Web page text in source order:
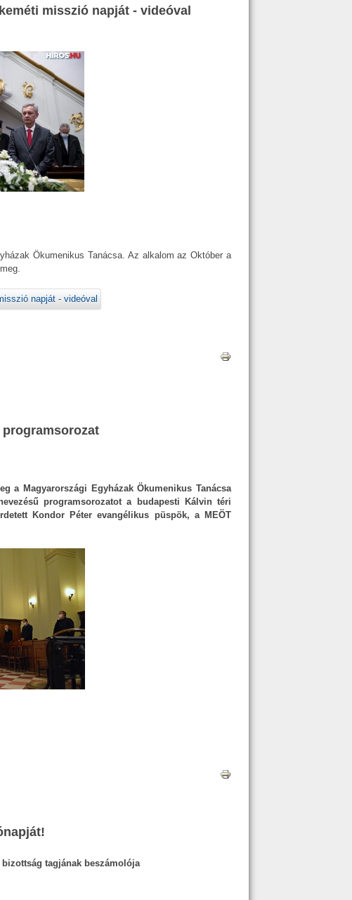
misszió napját - videóval
Ökumenikus Tanácsa. Az alkalom az Október a
napját - videóval
a Magyarországi Egyházak Ökumenikus Tanácsa
programsorozatot a budapesti Kálvin téri
Kondor Péter evangélikus püspök, a MEÖT
tagjának beszámolója